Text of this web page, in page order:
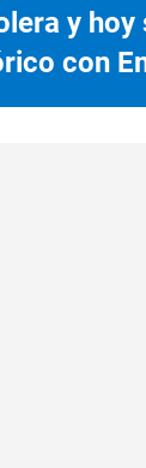
y hoy
con